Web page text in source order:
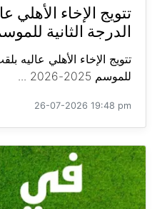
تتويج الإخاء
الدرجة الثانية للموسم 2025-
تتويج الإخاء الأهلي عاليه
للموسم 2025-2026 ...
26-07-2026 19:48 pm